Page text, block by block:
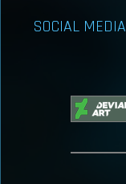
SOCIAL MEDIA